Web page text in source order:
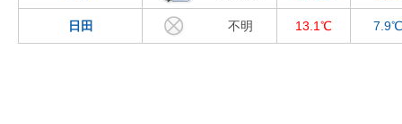
日田 不明 13.1℃ 7.9℃